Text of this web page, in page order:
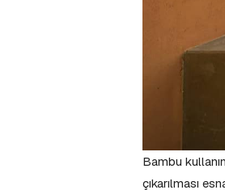
Bambu
çıkarılması